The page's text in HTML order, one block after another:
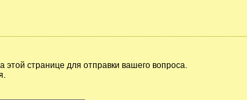
странице для отправки вашего вопроса.